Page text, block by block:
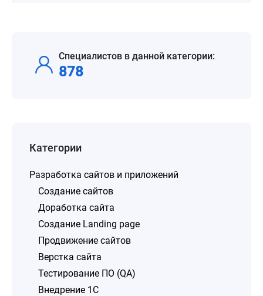
Специалистов в данной категории:
878
Категории
Разработка сайтов и приложений
Создание сайтов
Доработка сайта
Создание Landing page
Продвижение сайтов
Верстка сайта
Тестирование ПО (QA)
Внедрение 1C